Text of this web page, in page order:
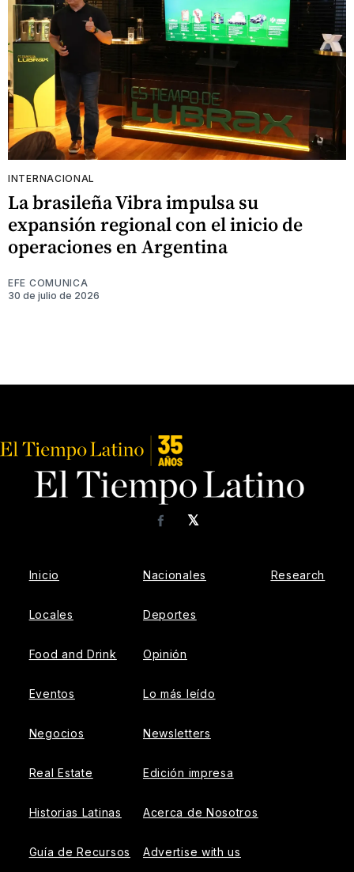
INTERNACIONAL
La brasileña Vibra impulsa su
expansión regional con el inicio de
operaciones en Argentina
EFE COMUNICA
30 de julio de 2026
𝕏
Facebook
Inicio
Locales
Food and Drink
Eventos
Negocios
Real Estate
Historias Latinas
Guía de Recursos
Nacionales
Deportes
Opinión
Lo más leído
Newsletters
Edición impresa
Acerca de Nosotros
Advertise with us
Research